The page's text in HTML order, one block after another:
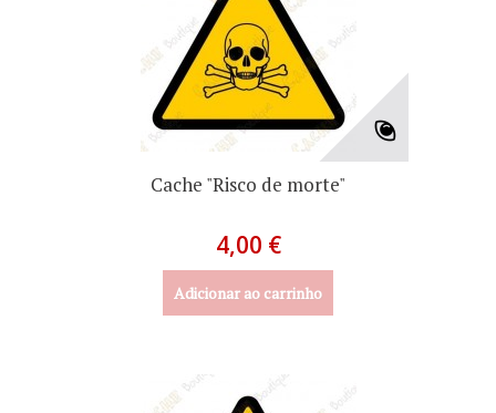
Cache "Risco de morte"
4,00 €
Adicionar ao carrinho